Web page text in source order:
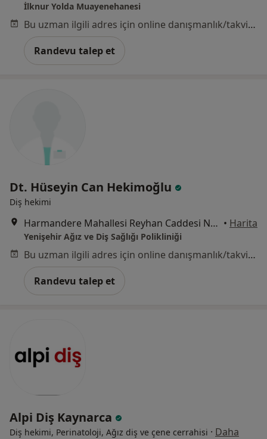
İlknur Yolda Muayenehanesi
Bu uzman ilgili adres için online danışmanlık/takvim sunmuyor.
Randevu talep et
Dt. Hüseyin Can Hekimoğlu
Diş hekimi
Harmandere Mahallesi Reyhan Caddesi No:69 AB, İstanbul • Harita
Yenişehir Ağız ve Diş Sağlığı Polikliniği
Bu uzman ilgili adres için online danışmanlık/takvim sunmuyor.
Randevu talep et
Alpi Diş Kaynarca
Diş hekimi, Perinatoloji, Ağız diş ve çene cerrahisi · Daha